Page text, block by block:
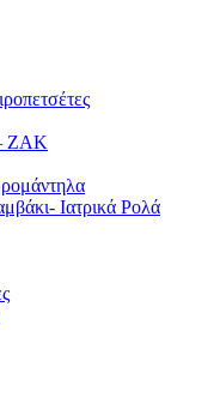
ΖΑΚ
Ιατρικά Ρολά